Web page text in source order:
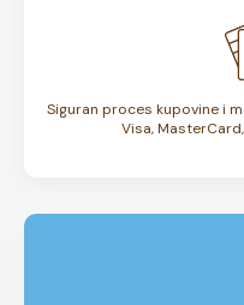
Siguran proces kupovine i
Visa,